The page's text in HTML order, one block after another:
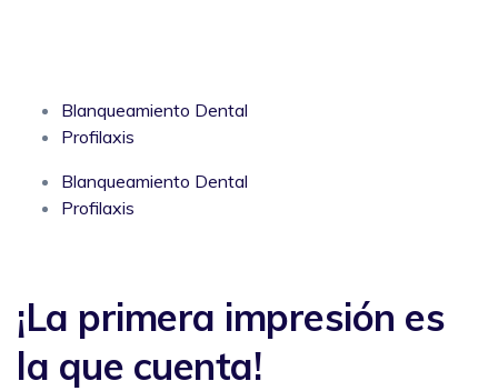
Blanqueamiento Dental
Profilaxis
Blanqueamiento Dental
Profilaxis
¡La primera impresión es
la que cuenta!